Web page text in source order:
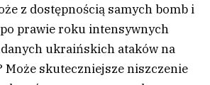
z dostępnością samych bomb i
po prawie roku intensywnych
ukraińskich ataków na
Może skuteczniejsze niszczenie